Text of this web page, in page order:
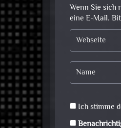
Wenn Sie sich
eine E-Mail.
Ich stimme